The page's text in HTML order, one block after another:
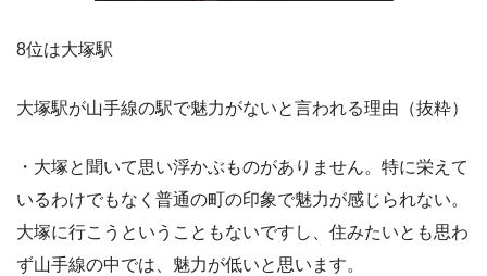
8位は大塚駅
大塚駅が山手線の駅で魅力がないと言われる理由（抜粋）
・大塚と聞いて思い浮かぶものがありません。特に栄えて
いるわけでもなく普通の町の印象で魅力が感じられない。
大塚に行こうということもないですし、住みたいとも思わ
ず山手線の中では、魅力が低いと思います。